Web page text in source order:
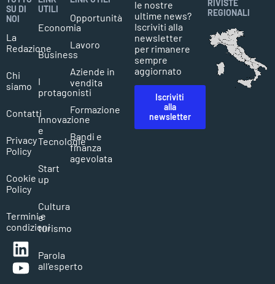
SU DI
NOI
La
Redazione
Chi
siamo
Contatti
Privacy
Policy
Cookie
Policy
Termini e
condizioni
UTILI
Economia
Business
I
protagonisti
Innovazione
e
Tecnologie
Start
up
Cultura
e
turismo
Parola
all’esperto
Opportunità
Lavoro
Aziende in
vendita
Formazione
Bandi e
finanza
agevolata
le nostre
ultime news?
Iscriviti alla
newsletter
per rimanere
sempre
aggiornato
Iscriviti
alla
newsletter
RIVISTE
REGIONALI